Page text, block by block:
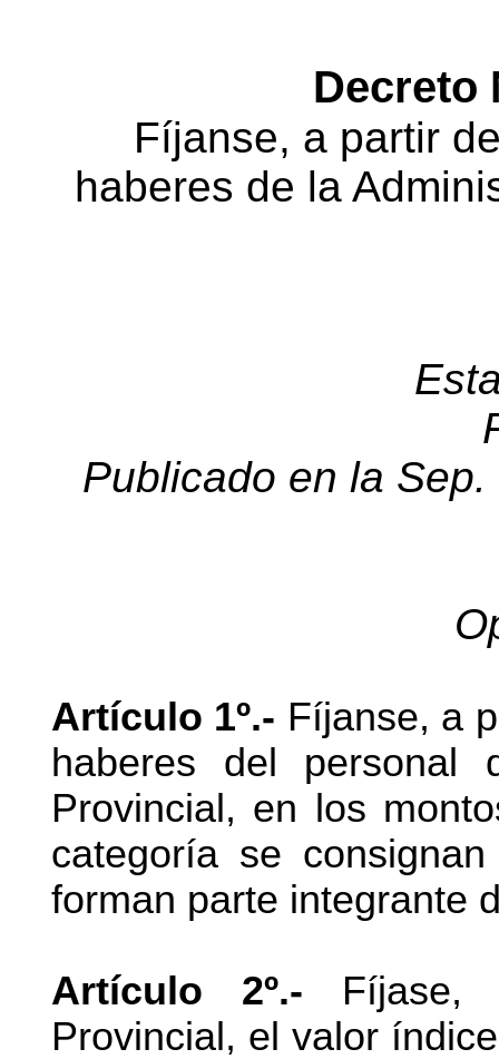
Decreto
Fíjanse, a partir
haberes de la
Publicado en la
Artículo 1º.- Fíjanse, a
haberes del personal
Provincial, en los
categoría se
forman parte integrante
Artículo 2º.- Fíjase,
Provincial, el valor